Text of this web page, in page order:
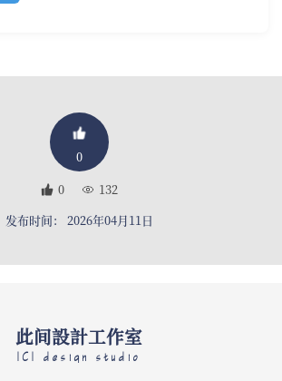
0
0
132
发布时间： 2026年04月11日
此间設計工作室
ICI design studio